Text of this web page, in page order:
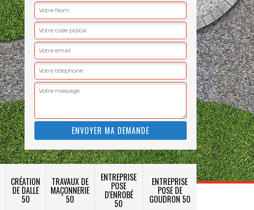
CRÉATION
DE DALLE
50
TRAVAUX DE
MAÇONNERIE
50
ENTREPRISE
POSE
D'ENROBÉ
50
ENTREPRISE
POSE DE
GOUDRON 50